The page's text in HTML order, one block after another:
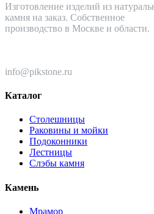
Изготовление изделий из
камня на заказ. Собственное
производство в Москве и области.
info@pikstone.ru
Каталог
Столешницы
Раковины и мойки
Подоконники
Лестницы
Слэбы камня
Камень
Мрамор